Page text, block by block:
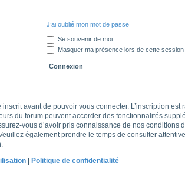
J’ai oublié mon mot de passe
Se souvenir de moi
Masquer ma présence lors de cette session
inscrit avant de pouvoir vous connecter. L’inscription
du forum peuvent accorder des fonctionnalités
vous d’avoir pris connaissance de nos conditions
également prendre le temps de consulter
| Politique de confidentialité